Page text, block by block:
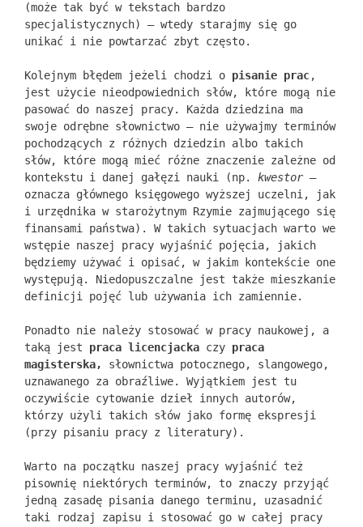
(może tak być w tekstach bardzo
specjalistycznych) – wtedy starajmy się go
unikać i nie powtarzać zbyt często.
Kolejnym błędem jeżeli chodzi o pisanie prac,
jest użycie nieodpowiednich słów, które mogą nie
pasować do naszej pracy. Każda dziedzina ma
swoje odrębne słownictwo – nie używajmy terminów
pochodzących z różnych dziedzin albo takich
słów, które mogą mieć różne znaczenie zależne od
kontekstu i danej gałęzi nauki (np. kwestor–
oznacza głównego księgowego wyższej uczelni, jak
i urzędnika w starożytnym Rzymie zajmującego się
finansami państwa). W takich sytuacjach warto we
wstępie naszej pracy wyjaśnić pojęcia, jakich
będziemy używać i opisać, w jakim kontekście one
występują. Niedopuszczalne jest także mieszkanie
definicji pojęć lub używania ich zamiennie.
Ponadto nie należy stosować w pracy naukowej, a
taką jest praca licencjacka czy praca
magisterska,
słownictwa potocznego, slangowego,
uznawanego za obraźliwe. Wyjątkiem jest tu
oczywiście cytowanie dzieł innych autorów,
którzy użyli takich słów jako formę ekspresji
(przy pisaniu pracy z literatury).
Warto na początku naszej pracy wyjaśnić też
pisownię niektórych terminów, to znaczy przyjąć
jedną zasadę pisania danego terminu, uzasadnić
taki rodzaj zapisu i stosować go w całej pracy